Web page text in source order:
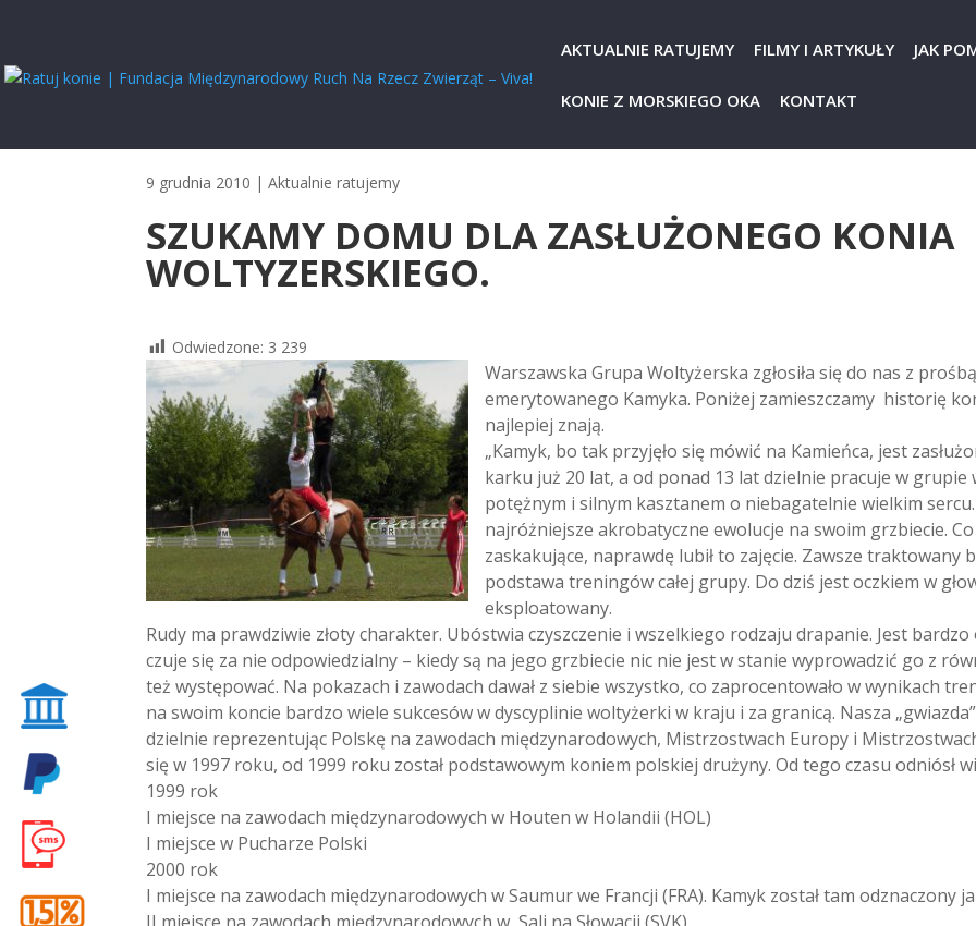
AKTUALNIE RATUJEMY FILMY I ARTYKUŁY JAK
KONIE Z MORSKIEGO OKA KONTAKT
9 grudnia 2010 |Aktualnie ratujemy
SZUKAMY DOMU DLA ZASŁUŻONEGO KONIA
WOLTYZERSKIEGO.
Odwiedzone: 3 239
Warszawska Grupa Woltyżerska zgłosiła się do nas z
emerytowanego Kamyka. Poniżej zamieszczamy historię
najlepiej znają.
„Kamyk, bo tak przyjęło się mówić na Kamieńca, jest
karku już 20 lat, a od ponad 13 lat dzielnie pracuje w grupie
potężnym i silnym kasztanem o niebagatelnie wielkim
najróżniejsze akrobatyczne ewolucje na swoim grzbiecie.
zaskakujące, naprawdę lubił to zajęcie. Zawsze traktowany
podstawa treningów całej grupy. Do dziś jest oczkiem w
eksploatowany.
Rudy ma prawdziwie złoty charakter. Ubóstwia czyszczenie i wszelkiego rodzaju drapanie. Jest
czuje się za nie odpowiedzialny – kiedy są na jego grzbiecie nic nie jest w stanie wyprowadzić go z
też występować. Na pokazach i zawodach dawał z siebie wszystko, co zaprocentowało w wynikach
na swoim koncie bardzo wiele sukcesów w dyscyplinie woltyżerki w kraju i za granicą. Nasza
dzielnie reprezentując Polskę na zawodach międzynarodowych, Mistrzostwach Europy i
się w 1997 roku, od 1999 roku został podstawowym koniem polskiej drużyny. Od tego czasu odniósł
1999 rok
I miejsce na zawodach międzynarodowych w Houten w Holandii (HOL)
I miejsce w Pucharze Polski
2000 rok
I miejsce na zawodach międzynarodowych w Saumur we Francji (FRA). Kamyk został tam odznaczony